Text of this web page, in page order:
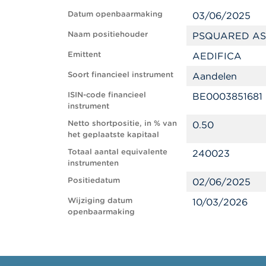
Datum openbaarmaking 03/06/2025
Naam positiehouder PSQUARED
Emittent AEDIFICA
Soort financieel instrument Aandelen
ISIN-code financieel
instrument
BE0003851681
Netto shortpositie, in % van
het geplaatste kapitaal
0.50
Totaal aantal equivalente
instrumenten
240023
Positiedatum 02/06/2025
Wijziging datum
openbaarmaking
10/03/2026